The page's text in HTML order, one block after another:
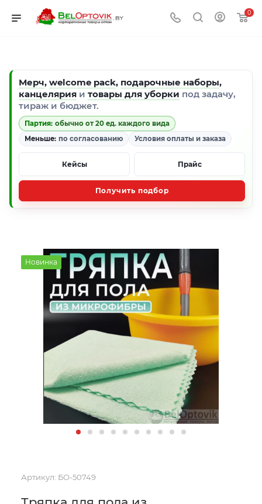
0
Мерч, welcome pack, подарочные наборы,
канцелярия и товары для уборки под задачу,
тираж и бюджет.
Партия: обычно от 20 ед. каждого вида
Меньше: по согласованию Условия оплаты и заказа
Кейсы Прайс
Получить подбор
Новинка
Артикул: БО-50749